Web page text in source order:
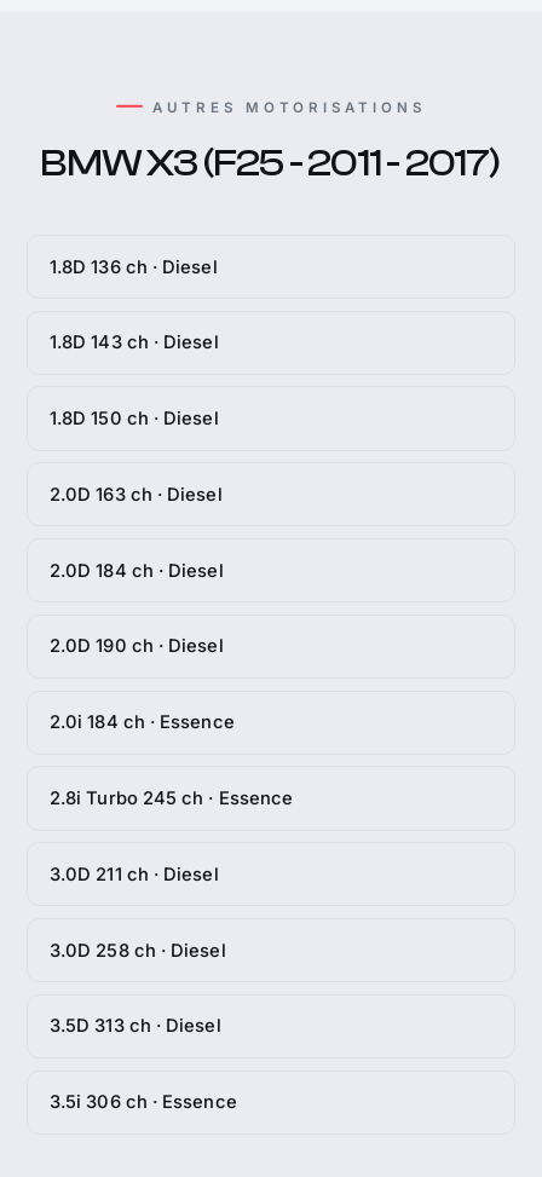
AUTRES MOTORISATIONS
BMW X3 (F25 - 2011 - 2017)
1.8D 136 ch · Diesel
1.8D 143 ch · Diesel
1.8D 150 ch · Diesel
2.0D 163 ch · Diesel
2.0D 184 ch · Diesel
2.0D 190 ch · Diesel
2.0i 184 ch · Essence
2.8i Turbo 245 ch · Essence
3.0D 211 ch · Diesel
3.0D 258 ch · Diesel
3.5D 313 ch · Diesel
3.5i 306 ch · Essence